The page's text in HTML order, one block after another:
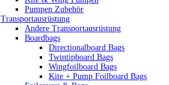
Pumpen Zubehör
Transportausrüstung
Andere Transportausrüstung
Boardbags
Directionalboard Bags
Twintipboard Bags
Wingfoilboard Bags
Kite + Pump Foilboard Bags